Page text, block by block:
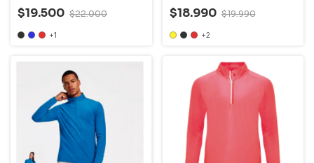
$19.500 $22.000
+1
$18.990 $19.990
+2